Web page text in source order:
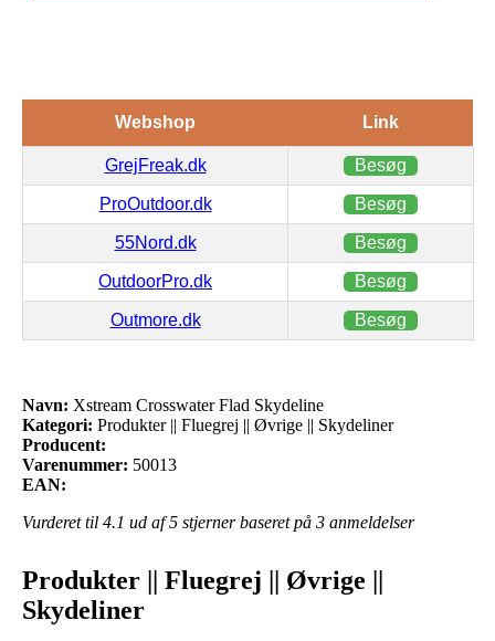
Webshop Link
GrejFreak.dk Besøg
ProOutdoor.dk Besøg
55Nord.dk Besøg
OutdoorPro.dk Besøg
Outmore.dk Besøg
Navn: Xstream Crosswater Flad Skydeline
Kategori: Produkter || Fluegrej || Øvrige || Skydeliner
Producent:
Varenummer: 50013
EAN:
Vurderet til 4.1 ud af 5 stjerner baseret på 3 anmeldelser
Produkter || Fluegrej || Øvrige ||
Skydeliner